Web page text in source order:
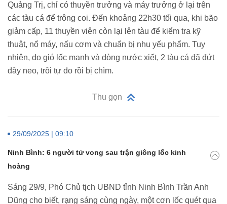
Quảng Trị, chỉ có thuyền trưởng và máy trưởng ở lại trên
các tàu cá để trông coi. Đến khoảng 22h30 tối qua, khi bão
giảm cấp, 11 thuyền viên còn lại lên tàu để kiểm tra kỹ
thuật, nổ máy, nấu cơm và chuẩn bị nhu yếu phẩm. Tuy
nhiên, do gió lốc mạnh và dòng nước xiết, 2 tàu cá đã đứt
dây neo, trôi tự do rồi bị chìm.
Thu gọn
29/09/2025 | 09:10
Ninh Bình: 6 người tử vong sau trận giông lốc kinh
hoàng
Sáng 29/9, Phó Chủ tịch UBND tỉnh Ninh Bình Trần Anh
Dũng cho biết, rạng sáng cùng ngày, một cơn lốc quét qua